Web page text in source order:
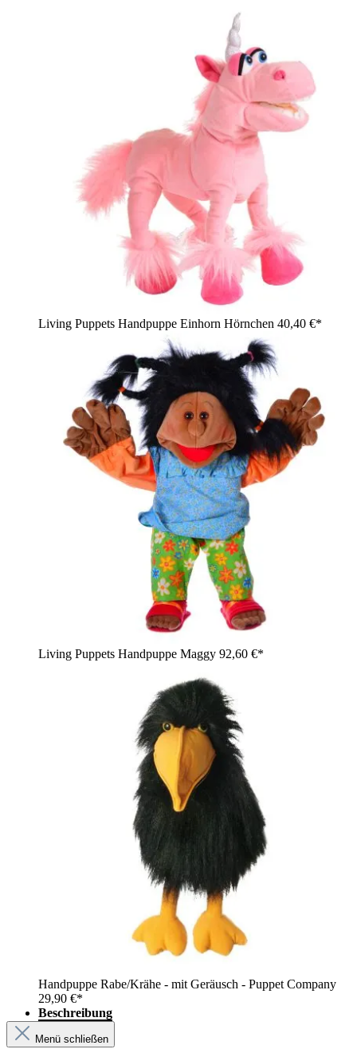
Living Puppets Handpuppe Einhorn Hörnchen 40,40 €*
Living Puppets Handpuppe Maggy 92,60 €*
Handpuppe Rabe/Krähe - mit Geräusch - Puppet Company
29,90 €*
Beschreibung
Menü schließen